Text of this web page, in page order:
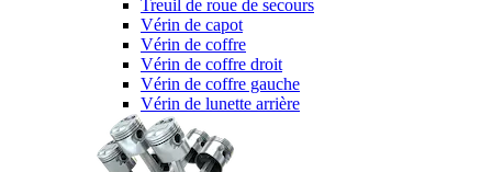
Treuil de roue de secours
Vérin de capot
Vérin de coffre
Vérin de coffre droit
Vérin de coffre gauche
Vérin de lunette arrière